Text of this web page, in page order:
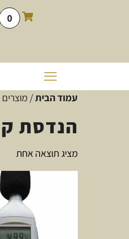
0
עמוד הבית/
הנדסת
מציג תוצאה אחת